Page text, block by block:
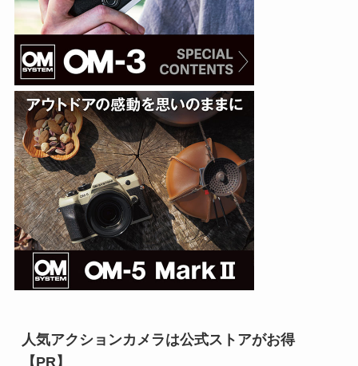
人気アクションカメラは公式ストアがお得
【PR】